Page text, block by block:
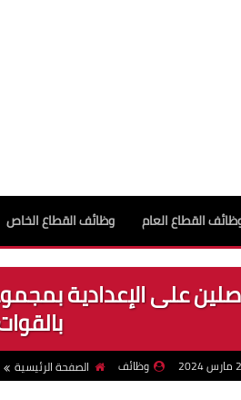
القطاع العام وظائف القطاع الخاص
وظائف الصفحة الرئيسية